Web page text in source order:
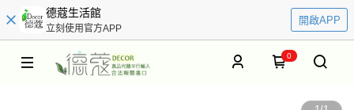
德蔻生活館
立刻使用官方APP
開啟APP
0